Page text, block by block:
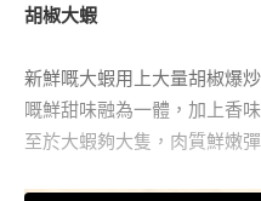
胡椒大蝦
新鮮嘅大蝦用上大量胡椒爆
嘅鮮甜味融為一體，加上香
至於大蝦夠大隻，肉質鮮嫩